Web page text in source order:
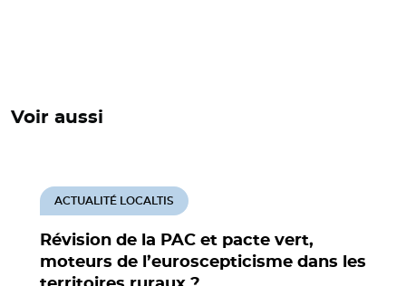
Voir aussi
Révision de la PAC et pacte vert,
moteurs de l’euroscepticisme dans les
ACTUALITÉ LOCALTIS